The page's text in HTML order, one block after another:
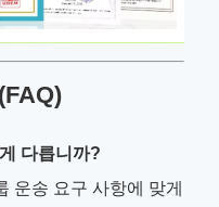
다릅니까?
운송 요구 사항에 맞게